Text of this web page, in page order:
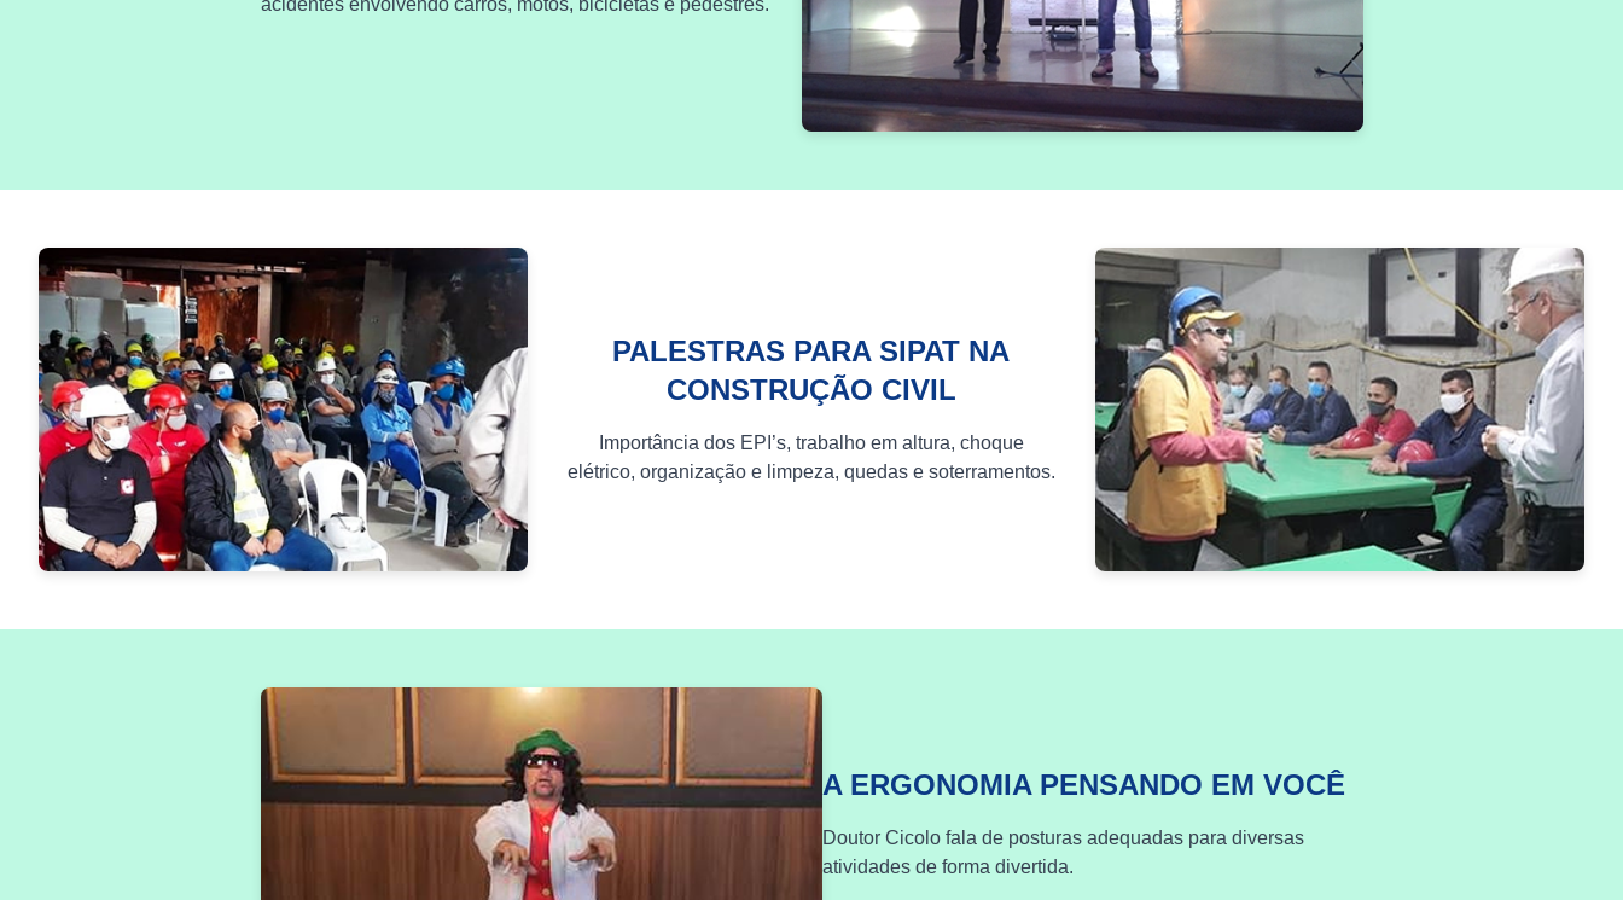
PALESTRAS PARA SIPAT NA
CONSTRUÇÃO CIVIL
Importância dos EPI’s, trabalho em altura, choque
elétrico, organização e limpeza, quedas e soterramentos.
A ERGONOMIA PENSANDO EM VOCÊ
Doutor Cicolo fala de posturas adequadas para diversas
atividades de forma divertida.